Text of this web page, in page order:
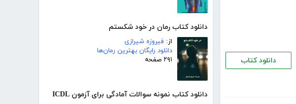
دانلود کتاب رمان در خود شکستم
از: فیروزه شیرازی
دانلود رایگان بهترین رمان‌ها
۲۹۱ صفحه
دانلود کتاب نمونه سوالات آمادگی برای آزمون ICDL
دانلود کتاب